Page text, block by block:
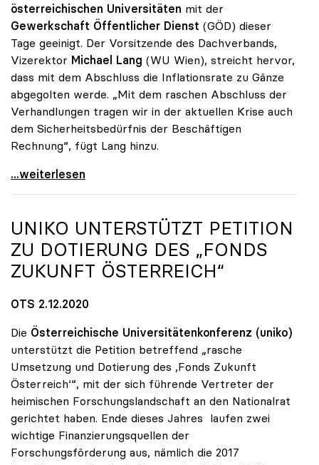
österreichischen Universitäten mit der
Gewerkschaft Öffentlicher Dienst (GÖD) dieser
Tage geeinigt. Der Vorsitzende des Dachverbands,
Vizerektor Michael Lang (WU Wien), streicht hervor,
dass mit dem Abschluss die Inflationsrate zu Gänze
abgegolten werde. „Mit dem raschen Abschluss der
Verhandlungen tragen wir in der aktuellen Krise auch
dem Sicherheitsbedürfnis der Beschäftigen
Rechnung“, fügt Lang hinzu.
KV-Verhandlungen: Gehälter steigen um 1,45 Prozent
...weiterlesen
UNIKO UNTERSTÜTZT PETITION
ZU DOTIERUNG DES „FONDS
ZUKUNFT ÖSTERREICH“
OTS 2.12.2020
Die Österreichische Universitätenkonferenz (uniko)
unterstützt die Petition betreffend „rasche
Umsetzung und Dotierung des ,Fonds Zukunft
Österreich‘“, mit der sich führende Vertreter der
heimischen Forschungslandschaft an den Nationalrat
gerichtet haben. Ende dieses Jahres laufen zwei
wichtige Finanzierungsquellen der
Forschungsförderung aus, nämlich die 2017